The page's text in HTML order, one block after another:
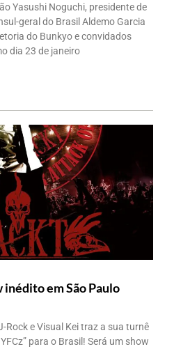
Yasushi Noguchi, presidente de
geral do Brasil Aldemo Garcia
do Bunkyo e convidados
dia 23 de janeiro
em São Paulo
Rock e Visual Kei traz a sua turnê
YFCz” para o Brasil! Será um show